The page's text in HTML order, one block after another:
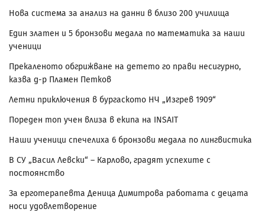
Нова система за анализ на данни в близо 200 училища
Един златен и 5 бронзови медала по математика за наши
ученици
Прекаленото обгрижване на детето го прави несигурно,
казва д-р Пламен Петков
Летни приключения в бургаското НЧ „Изгрев 1909“
Пореден топ учен влиза в екипа на INSAIT
Наши ученици спечелиха 6 бронзови медала по лингвистика
В СУ „Васил Левски“ – Карлово, градят успехите с
постоянство
За ерготерапевта Деница Димитрова работата с децата
носи удовлетворение